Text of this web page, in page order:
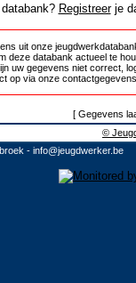
Registreerje
uit onze
deze databank actueel te
uw gegevens niet correct,
op via onze
[ Gegevens
©
- info@jeugdwerker.be